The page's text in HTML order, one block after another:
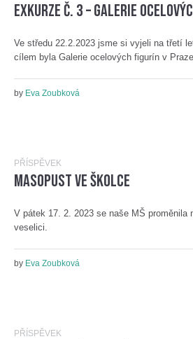
Exkurze č. 3 – Galerie
Ve středu 22.2.2023 jsme si vyjeli na třetí
cílem byla Galerie ocelových figurín v
by Eva Zoubková
PŘÍSPĚVEK
Masopust ve školce
V pátek 17. 2. 2023 se naše MŠ proměnila
veselici.
by Eva Zoubková
PŘÍSPĚVEK